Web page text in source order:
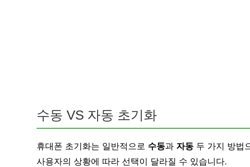
수동 VS 자동 초기화
휴대폰 초기화는 일반적으로 수동과 자동 두 가지 방법
사용자의 상황에 따라 선택이 달라질 수 있습니다.